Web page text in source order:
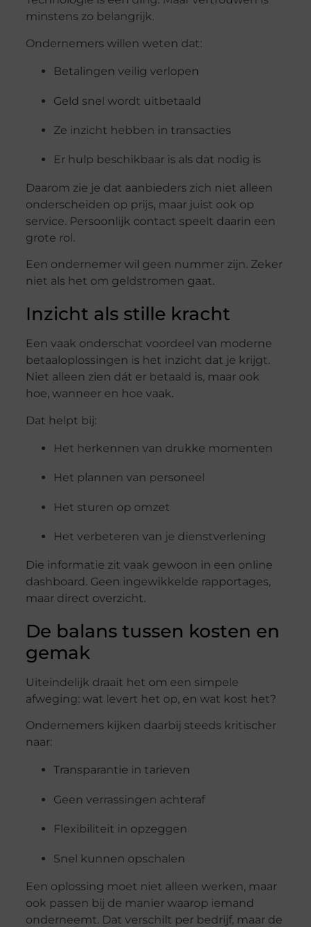
minstens zo belangrijk.
Ondernemers willen weten dat:
Betalingen veilig verlopen
Geld snel wordt uitbetaald
Ze inzicht hebben in transacties
Er hulp beschikbaar is als dat nodig is
Daarom zie je dat aanbieders zich niet alleen
onderscheiden op prijs, maar juist ook op
service. Persoonlijk contact speelt daarin een
grote rol.
Een ondernemer wil geen nummer zijn. Zeker
niet als het om geldstromen gaat.
Inzicht als stille kracht
Een vaak onderschat voordeel van moderne
betaaloplossingen is het inzicht dat je krijgt.
Niet alleen zien dát er betaald is, maar ook
hoe, wanneer en hoe vaak.
Dat helpt bij:
Het herkennen van drukke momenten
Het plannen van personeel
Het sturen op omzet
Het verbeteren van je dienstverlening
Die informatie zit vaak gewoon in een online
dashboard. Geen ingewikkelde rapportages,
maar direct overzicht.
De balans tussen kosten en
gemak
Uiteindelijk draait het om een simpele
afweging: wat levert het op, en wat kost het?
Ondernemers kijken daarbij steeds kritischer
naar:
Transparantie in tarieven
Geen verrassingen achteraf
Flexibiliteit in opzeggen
Snel kunnen opschalen
Een oplossing moet niet alleen werken, maar
ook passen bij de manier waarop iemand
onderneemt. Dat verschilt per bedrijf, maar de